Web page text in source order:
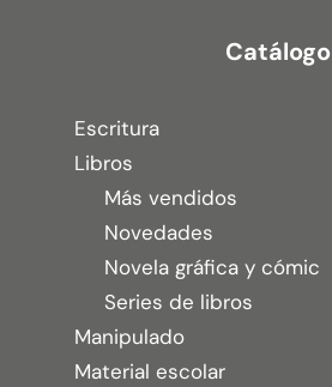
Catálogo
Escritura
Libros
Más vendidos
Novedades
Novela gráfica y cómic
Series de libros
Manipulado
Material escolar